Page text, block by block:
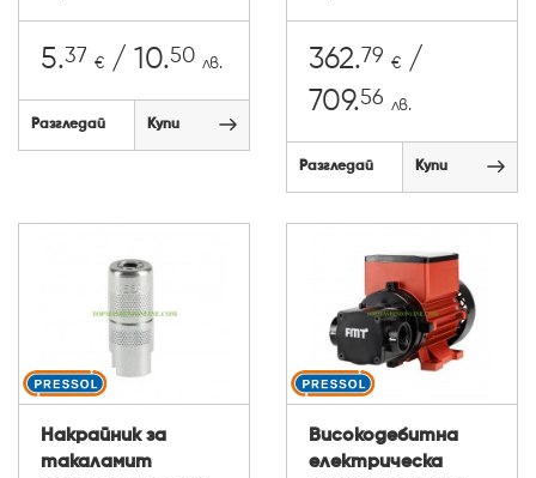
5.37 € / 10.50 лв.
Разгледай Купи
362.79 € /
709.56 лв.
Разгледай Купи
Накрайник за
такаламит
Високодебитна
електрическа